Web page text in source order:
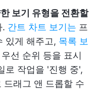
보기 유형을 전환할
. 간트 차트 보기는 프
있게 해주고, 목록 보
선 순위 등을 표시
로 작업을 '진행 중',
드래그 앤 드롭할 수